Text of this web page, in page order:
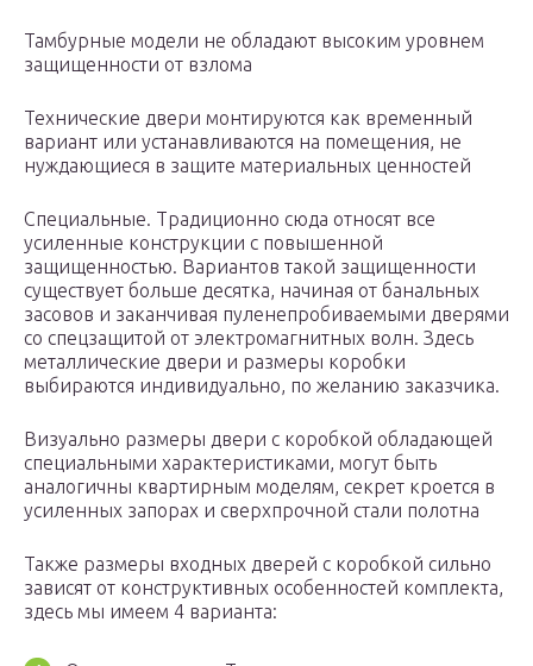
Тамбурные модели не обладают высоким уровнем
защищенности от взлома
Технические двери монтируются как временный
вариант или устанавливаются на помещения, не
нуждающиеся в защите материальных ценностей
Специальные. Традиционно сюда относят все
усиленные конструкции с повышенной
защищенностью. Вариантов такой защищенности
существует больше десятка, начиная от банальных
засовов и заканчивая пуленепробиваемыми дверями
со спецзащитой от электромагнитных волн. Здесь
металлические двери и размеры коробки
выбираются индивидуально, по желанию заказчика.
Визуально размеры двери с коробкой обладающей
специальными характеристиками, могут быть
аналогичны квартирным моделям, секрет кроется в
усиленных запорах и сверхпрочной стали полотна
Также размеры входных дверей с коробкой сильно
зависят от конструктивных особенностей комплекта,
здесь мы имеем 4 варианта: